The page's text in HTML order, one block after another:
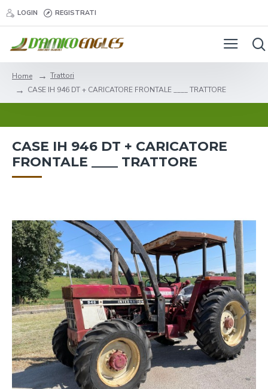
LOGIN REGISTRATI
Home
Trattori
CASE IH 946 DT + CARICATORE FRONTALE ____ TRATTORE
CASE IH 946 DT + CARICATORE
FRONTALE ____ TRATTORE